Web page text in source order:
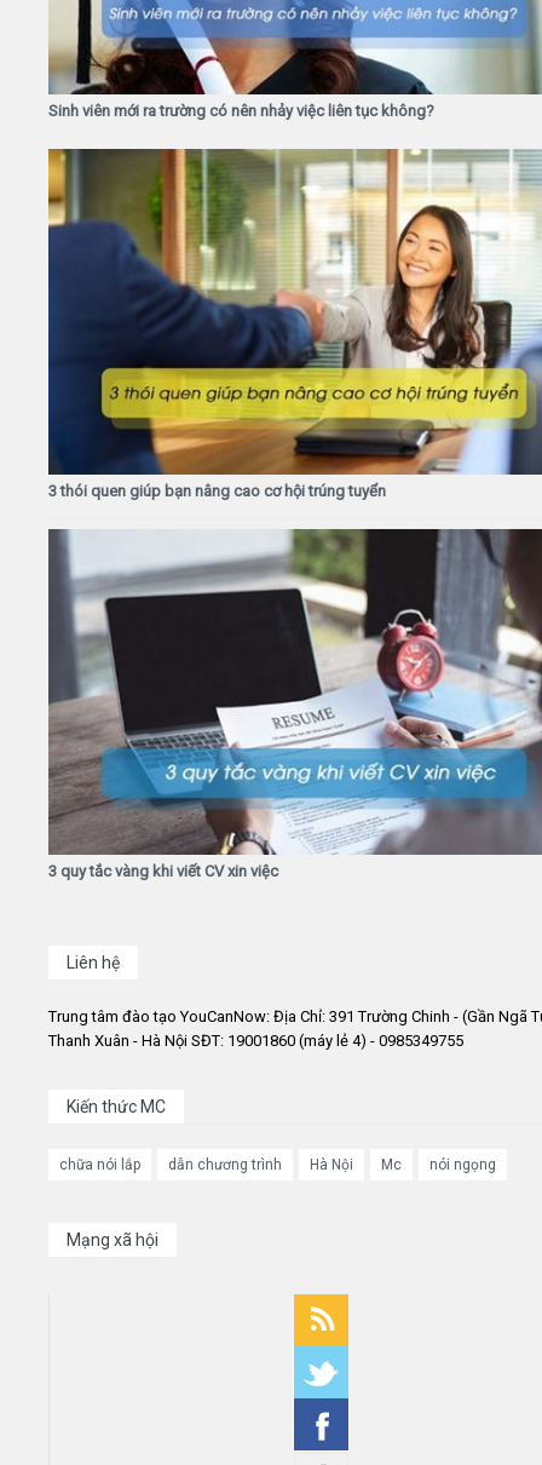
Sinh viên mới ra trường có nên nhảy việc liên tục không?
3 thói quen giúp bạn nâng cao cơ hội trúng tuyển
3 quy tắc vàng khi viết CV xin việc
Liên hệ
Trung tâm đào tạo YouCanNow: Địa Chỉ: 391 Trường Chinh - (Gần Ngã
Thanh Xuân - Hà Nội SĐT: 19001860 (máy lẻ 4) - 0985349755
Kiến thức MC
chữa nói lắp dẫn chương trình Hà Nội Mc nói ngọng
Mạng xã hội